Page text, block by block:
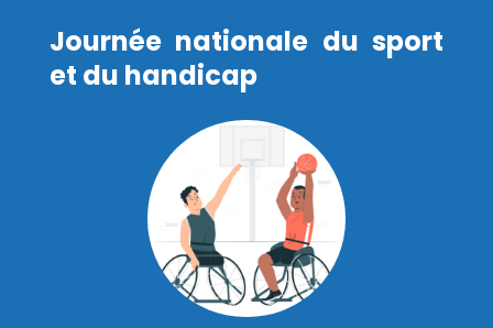
Journée nationale du sport
et du handicap